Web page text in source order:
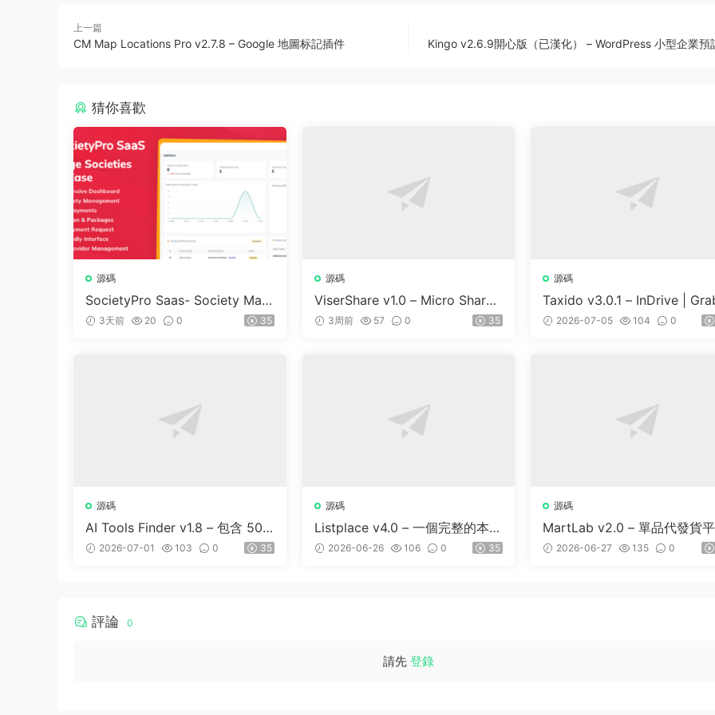
上一篇
CM Map Locations Pro v2.7.8 – Google 地圖标記插件 Kingo v2.6.9開心版（已漢化） – WordPress 小型企業預
猜你喜歡
源碼
SocietyPro Saas- Society Man
agement Software v1.0.73
3天前 20 0 35
源碼
ViserShare v1.0 – Micro Share
Trading And Prediction Platfor
3周前 57 0 35
源碼
Taxido v3.0.1 – InDrive |
Uber Clone | Taxi Booking
2026-07-05 104 0
源碼
AI Tools Finder v1.8 – 包含 500
0 多種工具、訂閱、廣告和聯盟
2026-07-01 103 0 35
源碼
Listplace v4.0 – 一個完整的本地
商家名錄平台
2026-06-26 106 0 35
源碼
MartLab v2.0 – 單品代發貨
2026-06-27 135 0
評論 0
請先 登錄